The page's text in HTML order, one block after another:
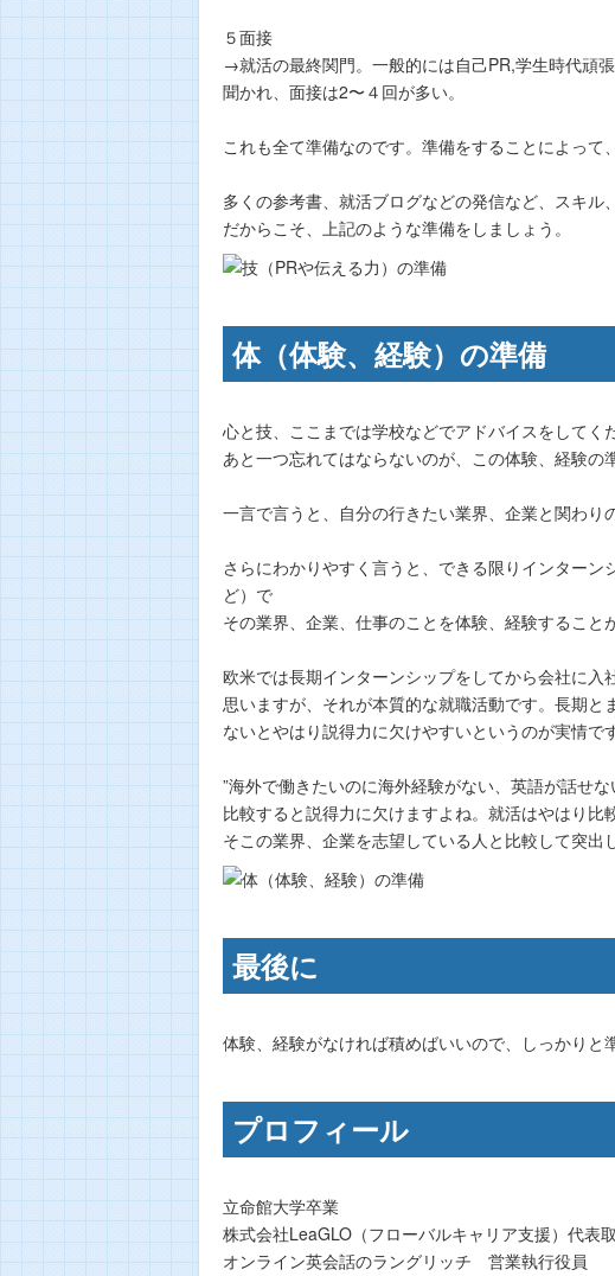
５面接
→就活の最終関門。一般的には自己PR,学生時代頑
聞かれ、面接は2〜４回が多い。
これも全て準備なのです。準備をすることによって
多くの参考書、就活ブログなどの発信など、スキル
だからこそ、上記のような準備をしましょう。
体（体験、経験）の準備
心と技、ここまでは学校などでアドバイスをしてく
あと一つ忘れてはならないのが、この体験、経験の
一言で言うと、自分の行きたい業界、企業と関わり
さらにわかりやすく言うと、できる限りインター
ど）で
その業界、企業、仕事のことを体験、経験すること
欧米では長期インターンシップをしてから会社に入
思いますが、それが本質的な就職活動です。長期
ないとやはり説得力に欠けやすいというのが実情です
”海外で働きたいのに海外経験がない、英語が話せ
比較すると説得力に欠けますよね。就活はやはり
そこの業界、企業を志望している人と比較して突出
最後に
体験、経験がなければ積めばいいので、しっかりと
プロフィール
立命館大学卒業
株式会社LeaGLO（フローバルキャリア支援）代
オンライン英会話のラングリッチ 営業執行役員